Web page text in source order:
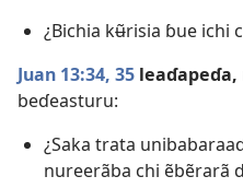
¿Bichia kʉ̃risia ɓue ichi
Juan 13:34, 35 leaɗapeɗa,
beɗeasturu:
¿Saka trata
nureerãba chi ẽbẽrarã